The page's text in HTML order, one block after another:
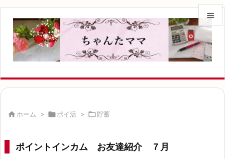


メニュ


 ホーム > ポイ活 > 貯蓄
ポイントインカム お友達紹介 ７月